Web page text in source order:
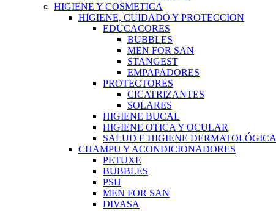
HIGIENE Y COSMETICA
HIGIENE, CUIDADO Y PROTECCION
EDUCACORES
BUBBLES
MEN FOR SAN
STANGEST
EMPAPADORES
PROTECTORES
CICATRIZANTES
SOLARES
HIGIENE BUCAL
HIGIENE OTICA Y OCULAR
SALUD E HIGIENE DERMATOLÓGICA
CHAMPU Y ACONDICIONADORES
PETUXE
BUBBLES
PSH
MEN FOR SAN
DIVASA